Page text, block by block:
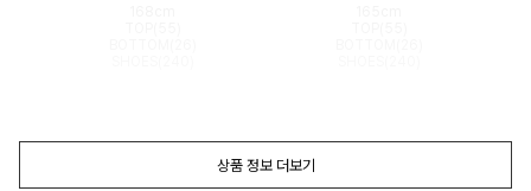
상품 정보 더보기